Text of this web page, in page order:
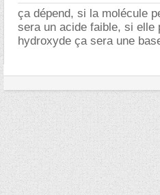
ça dépend, si la molécule
sera un acide faible, si elle
hydroxyde ça sera une